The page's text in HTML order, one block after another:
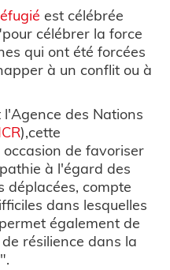
est célébrée
célébrer la force
qui ont été forcées
à un conflit ou à
des Nations
),cette
de favoriser
à l'égard des
déplacées, compte
dans lesquelles
également de
résilience dans la